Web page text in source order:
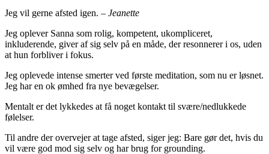
Jeg vil gerne afsted igen. – Jeanette
Jeg oplever Sanna som rolig, kompetent, ukompliceret,
inkluderende, giver af sig selv på en måde, der resonnerer i os, uden
at hun forbliver i fokus.
Jeg oplevede intense smerter ved første meditation, som nu er løsnet.
Jeg har en ok ømhed fra nye bevægelser.
Mentalt er det lykkedes at få noget kontakt til svære/nedlukkede
følelser.
Til andre der overvejer at tage afsted, siger jeg: Bare gør det, hvis du
vil være god mod sig selv og har brug for grounding.